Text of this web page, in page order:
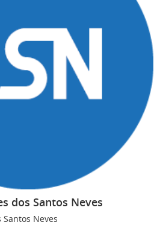
dos Santos Neves
Santos Neves